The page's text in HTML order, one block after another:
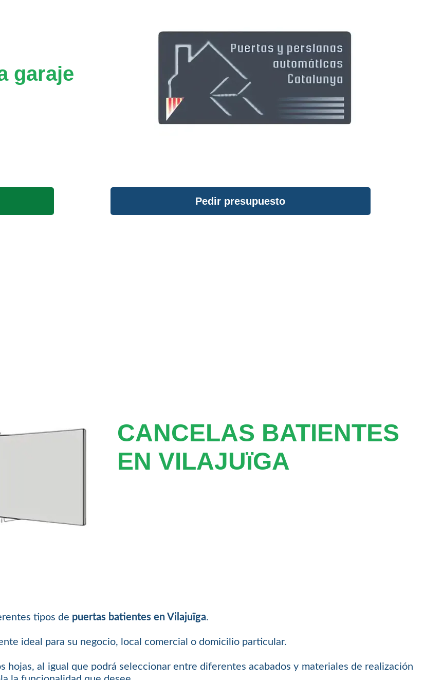
garaje
Pedir presupuesto
CANCELAS BATIENTES
EN VILAJUïGA
tipos de puertas batientes en Vilajuïga.
ideal para su negocio, local comercial o domicilio particular.
hojas, al igual que podrá seleccionar entre diferentes acabados y materiales de realización